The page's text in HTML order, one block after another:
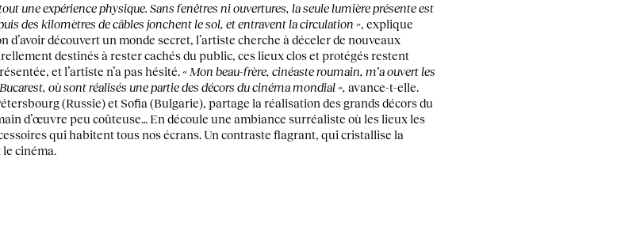
une expérience physique. Sans fenêtres ni ouvertures, la seule lumière présente est
des kilomètres de câbles jonchent le sol, et entravent la circulation », explique
découvert un monde secret, l’artiste cherche à déceler de nouveaux
destinés à rester cachés du public, ces lieux clos et protégés restent
et l’artiste n’a pas hésité.« Mon beau-frère, cinéaste roumain, m’a ouvert les
où sont réalisés une partie des décors du cinéma mondial »,avance-t-elle.
(Russie) et Sofia (Bulgarie), partage la réalisation des grands décors du
d’œuvre peu coûteuse… En découle une ambiance surréaliste où les lieux les
qui habitent tous nos écrans. Un contraste flagrant, qui cristallise la
cinéma.